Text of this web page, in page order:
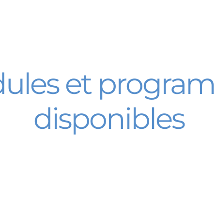
et
disponibles